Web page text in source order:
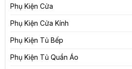
Phụ Kiện Cửa
Phụ Kiện Cửa Kính
Phụ Kiện Tủ Bếp
Phụ Kiện Tủ Quần Áo